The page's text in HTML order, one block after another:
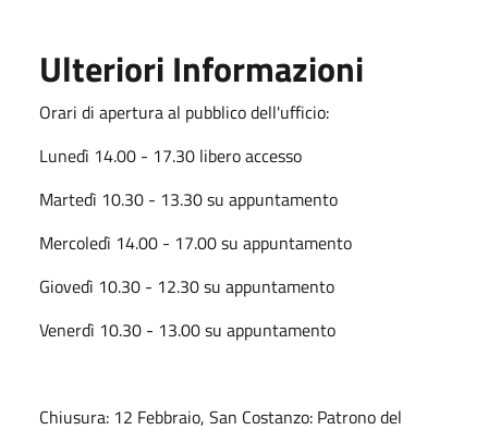
Ulteriori Informazioni
Orari di apertura al pubblico dell'ufficio:
Lunedì 14.00 - 17.30 libero accesso
Martedì 10.30 - 13.30 su appuntamento
Mercoledì 14.00 - 17.00 su appuntamento
Giovedì 10.30 - 12.30 su appuntamento
Venerdì 10.30 - 13.00 su appuntamento
Chiusura: 12 Febbraio, San Costanzo: Patrono del